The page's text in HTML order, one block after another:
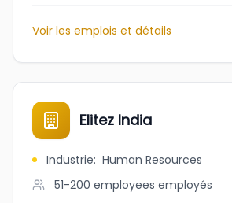
Voir les emplois et détails
Elitez India
Industrie: Human Resources
51-200 employees employés